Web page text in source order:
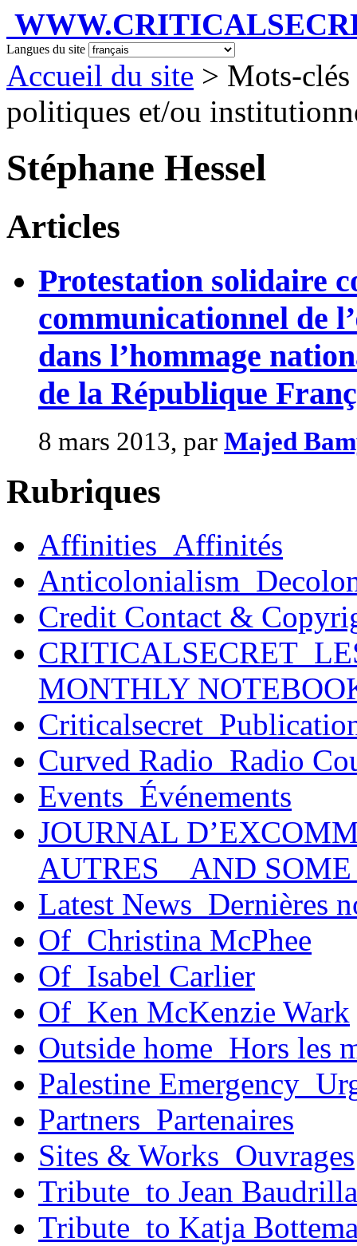
Langues du site
Accueil du site > Mots-
politiques et/ou
Stéphane Hessel
Articles
Protestation solidaire
communicationnel de
dans l’hommage
de la République
8 mars 2013, par Majed
Rubriques
Affinities_Affinités
Credit Contact &
MONTHLY
Curved Radio_Radio
Events_Événements
JOURNAL
AUTRES _ AND
Latest News_Dernières
Of_Christina McPhee
Of_Isabel Carlier
Of_Ken McKenzie Wark
Outside home_Hors les
Palestine
Partners_Partenaires
Sites & Works_Ouvrages
Tribute_to Jean
Tribute_to Katja